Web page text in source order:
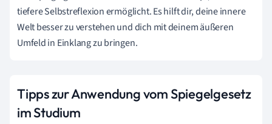
tiefere Selbstreflexion ermöglicht. Es hilft dir, deine innere
Welt besser zu verstehen und dich mit deinem äußeren
Umfeld in Einklang zu bringen.
Tipps zur Anwendung vom Spiegelgesetz
im Studium